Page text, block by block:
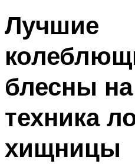
Лучшие
блесны
техника
хищницы